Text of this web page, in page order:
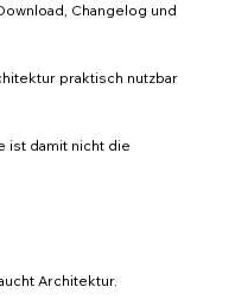
Changelog und
praktisch nutzbar
ist damit nicht die
Architektur.